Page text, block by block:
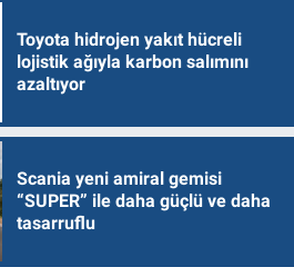
Toyota hidrojen yakıt hücreli
lojistik ağıyla karbon salımını
azaltıyor
Scania yeni amiral gemisi
“SUPER” ile daha güçlü ve daha
tasarruflu